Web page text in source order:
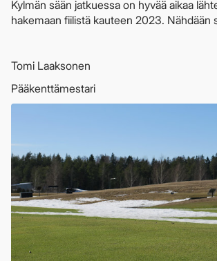
Kylmän sään jatkuessa on hyvää aikaa
hakemaan fiilistä kauteen 2023. Nähdään
Tomi Laaksonen
Pääkenttämestari